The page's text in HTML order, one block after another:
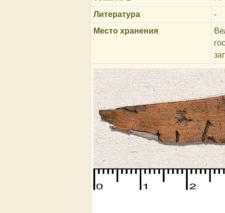
Литература
-
Место хранения